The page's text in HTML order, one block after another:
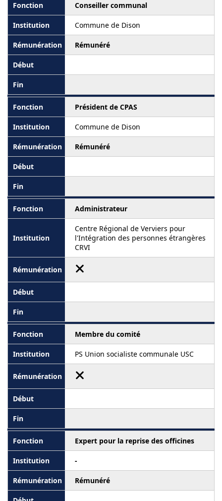
Conseiller communal
Commune de Dison
Rémunéré
Président de CPAS
Commune de Dison
Rémunéré
Administrateur
Centre Régional de Verviers pour
l'Intégration des personnes étrangères
CRVI
Membre du comité
PS Union socialiste communale USC
Expert pour la reprise des officines
-
Rémunéré